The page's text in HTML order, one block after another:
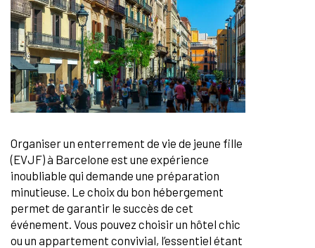
Organiser un enterrement de vie de jeune fille
(EVJF) à Barcelone est une expérience
inoubliable qui demande une préparation
minutieuse. Le choix du bon hébergement
permet de garantir le succès de cet
événement. Vous pouvez choisir un hôtel chic
ou un appartement convivial, l’essentiel étant